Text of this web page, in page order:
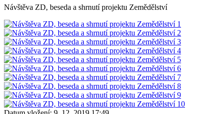
Návštěva ZD, beseda a shrnutí projektu Zemědělství